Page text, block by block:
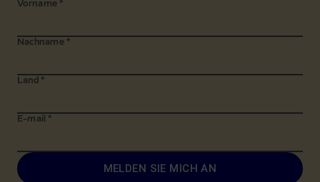
Vorname *
Nachname *
Land *
E-mail *
MELDEN SIE MICH AN